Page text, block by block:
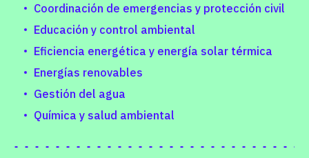
Coordinación de emergencias y protección civil
Educación y control ambiental
Eficiencia energética y energía solar térmica
Energías renovables
Gestión del agua
Química y salud ambiental